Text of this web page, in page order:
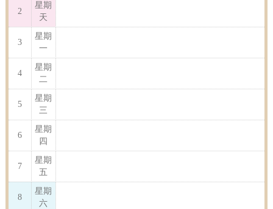
2
星期
天
3
星期
一
4
星期
二
5
星期
三
6
星期
四
7
星期
五
8
星期
六